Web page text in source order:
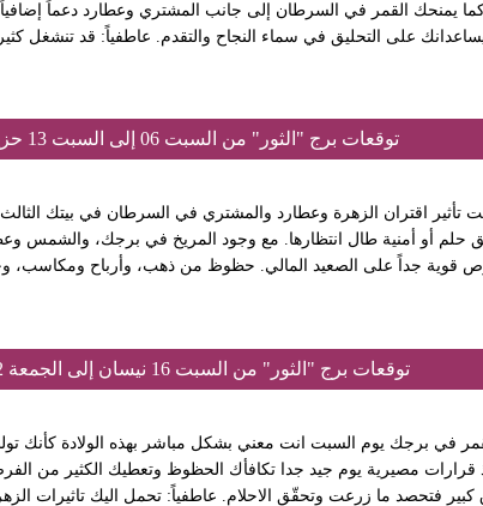
كما يمنحك القمر في السرطان إلى جانب المشتري وعطارد دعماً
على التحليق في سماء النجاح والتقدم. عاطفياً: قد تنشغل
توقعات برج "الثور" من السبت 06 إلى السبت 13 حزيران 2026
تأثير اقتران الزهرة وعطارد والمشتري في السرطان في بيتك
حلم أو أمنية طال انتظارها. مع وجود المريخ في برجك، والشمس
قوية جداً على الصعيد المالي. حظوظ من ذهب، وأرباح ومكاسب،
توقعات برج "الثور" من السبت 16 نيسان إلى الجمعة 22 أيار 2026
القمر في برجك يوم السبت انت معني بشكل مباشر بهذه الولادة كأنك
مصيرية يوم جيد جدا تكافأك الحظوظ وتعطيك الكثير من الفرص
كبير فتحصد ما زرعت وتحقّق الاحلام. عاطفياً: تحمل اليك تاثيرات